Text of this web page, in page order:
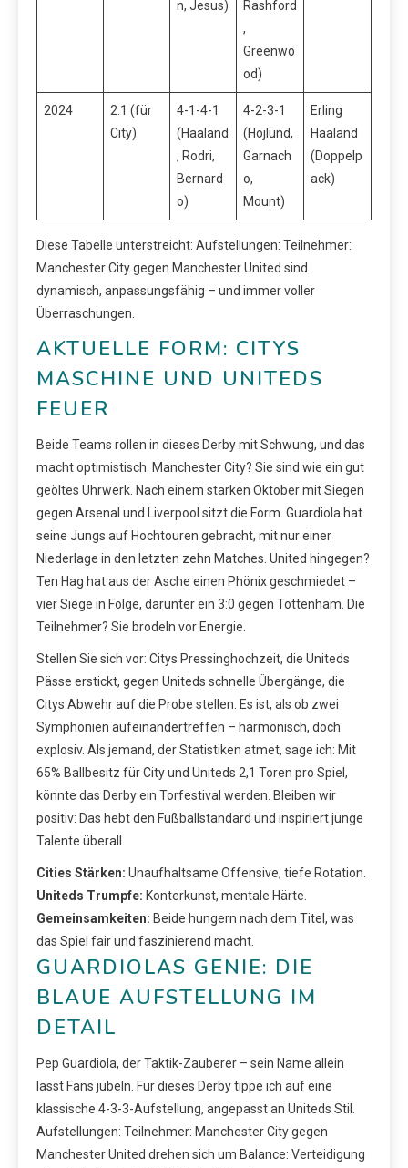
n, Jesus)
Rashford
,
Greenwo
od)
2024
2:1 (für
City)
4-1-4-1
(Haaland
, Rodri,
Bernard
o)
4-2-3-1
(Hojlund,
Garnach
o,
Mount)
Erling
Haaland
(Doppelp
ack)
Diese Tabelle unterstreicht: Aufstellungen: Teilnehmer:
Manchester City gegen Manchester United sind
dynamisch, anpassungsfähig – und immer voller
Überraschungen.
AKTUELLE FORM: CITYS
MASCHINE UND UNITEDS
FEUER
Beide Teams rollen in dieses Derby mit Schwung, und das
macht optimistisch. Manchester City? Sie sind wie ein gut
geöltes Uhrwerk. Nach einem starken Oktober mit Siegen
gegen Arsenal und Liverpool sitzt die Form. Guardiola hat
seine Jungs auf Hochtouren gebracht, mit nur einer
Niederlage in den letzten zehn Matches. United hingegen?
Ten Hag hat aus der Asche einen Phönix geschmiedet –
vier Siege in Folge, darunter ein 3:0 gegen Tottenham. Die
Teilnehmer? Sie brodeln vor Energie.
Stellen Sie sich vor: Citys Pressinghochzeit, die Uniteds
Pässe erstickt, gegen Uniteds schnelle Übergänge, die
Citys Abwehr auf die Probe stellen. Es ist, als ob zwei
Symphonien aufeinandertreffen – harmonisch, doch
explosiv. Als jemand, der Statistiken atmet, sage ich: Mit
65% Ballbesitz für City und Uniteds 2,1 Toren pro Spiel,
könnte das Derby ein Torfestival werden. Bleiben wir
positiv: Das hebt den Fußballstandard und inspiriert junge
Talente überall.
Cities Stärken: Unaufhaltsame Offensive, tiefe Rotation.
Uniteds Trumpfe: Konterkunst, mentale Härte.
Gemeinsamkeiten: Beide hungern nach dem Titel, was
das Spiel fair und faszinierend macht.
GUARDIOLAS GENIE: DIE
BLAUE AUFSTELLUNG IM
DETAIL
Pep Guardiola, der Taktik-Zauberer – sein Name allein
lässt Fans jubeln. Für dieses Derby tippe ich auf eine
klassische 4-3-3-Aufstellung, angepasst an Uniteds Stil.
Aufstellungen: Teilnehmer: Manchester City gegen
Manchester United drehen sich um Balance: Verteidigung